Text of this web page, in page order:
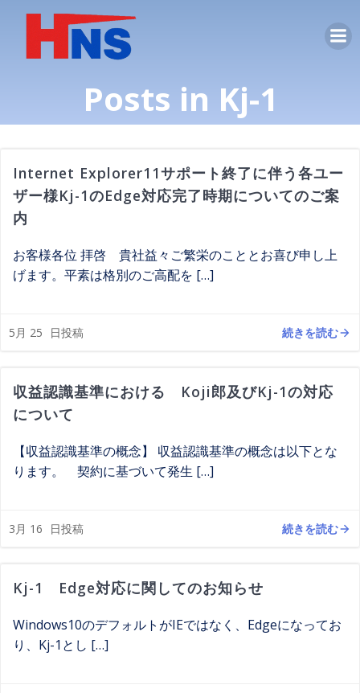
ツ
ス
ッ
プ
Posts in Kj-1
Internet Explorer11サポート終了に伴う各ユー
ザー様Kj-1のEdge対応完了時期についてのご案
内
お客様各位 拝啓 貴社益々ご繁栄のこととお喜び申し上
げます。平素は格別のご高配を […]
5月 25 日投稿 続きを読む
収益認識基準における Koji郎及びKj-1の対応
について
【収益認識基準の概念】 収益認識基準の概念は以下とな
ります。 契約に基づいて発生 […]
3月 16 日投稿 続きを読む
Kj-1 Edge対応に関してのお知らせ
Windows10のデフォルトがIEではなく、Edgeになってお
り、Kj-1とし […]